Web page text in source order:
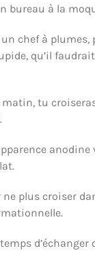
bureau à la
chef à
qu’il
tu
plus croiser